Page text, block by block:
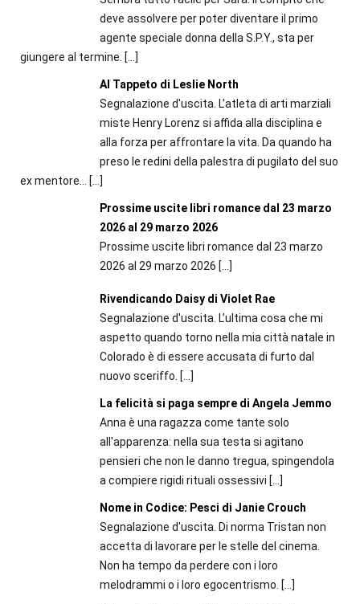
deve assolvere per poter diventare il primo
agente speciale donna della S.P.Y., sta per
giungere al termine. […]
Al Tappeto di Leslie North
Segnalazione d'uscita. L'atleta di arti marziali
miste Henry Lorenz si affida alla disciplina e
alla forza per affrontare la vita. Da quando ha
preso le redini della palestra di pugilato del suo
ex mentore...
[…]
Prossime uscite libri romance dal 23 marzo
2026 al 29 marzo 2026
Prossime uscite libri romance dal 23 marzo
2026 al 29 marzo 2026 […]
Rivendicando Daisy di Violet Rae
Segnalazione d'uscita. L’ultima cosa che mi
aspetto quando torno nella mia città natale in
Colorado è di essere accusata di furto dal
nuovo sceriffo. […]
La felicità si paga sempre di Angela Jemmo
Anna è una ragazza come tante solo
all'apparenza: nella sua testa si agitano
pensieri che non le danno tregua, spingendola
a compiere rigidi rituali ossessivi […]
Nome in Codice: Pesci di Janie Crouch
Segnalazione d'uscita. Di norma Tristan non
accetta di lavorare per le stelle del cinema.
Non ha tempo da perdere con i loro
melodrammi o i loro egocentrismo. […]